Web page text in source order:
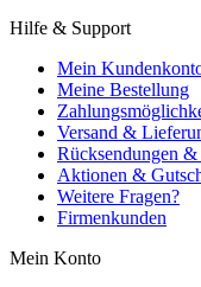
Hilfe & Support
Mein
Meine Bestellung
Versand &
Rücksendungen
Aktionen &
Weitere Fragen?
Firmenkunden
Mein Konto